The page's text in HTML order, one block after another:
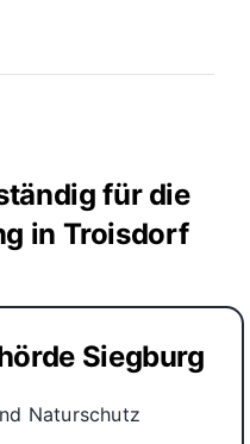
für die
in Troisdorf
Siegburg
Naturschutz